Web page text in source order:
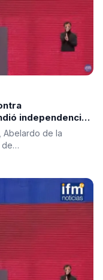
independencia
Abelardo de la
de…